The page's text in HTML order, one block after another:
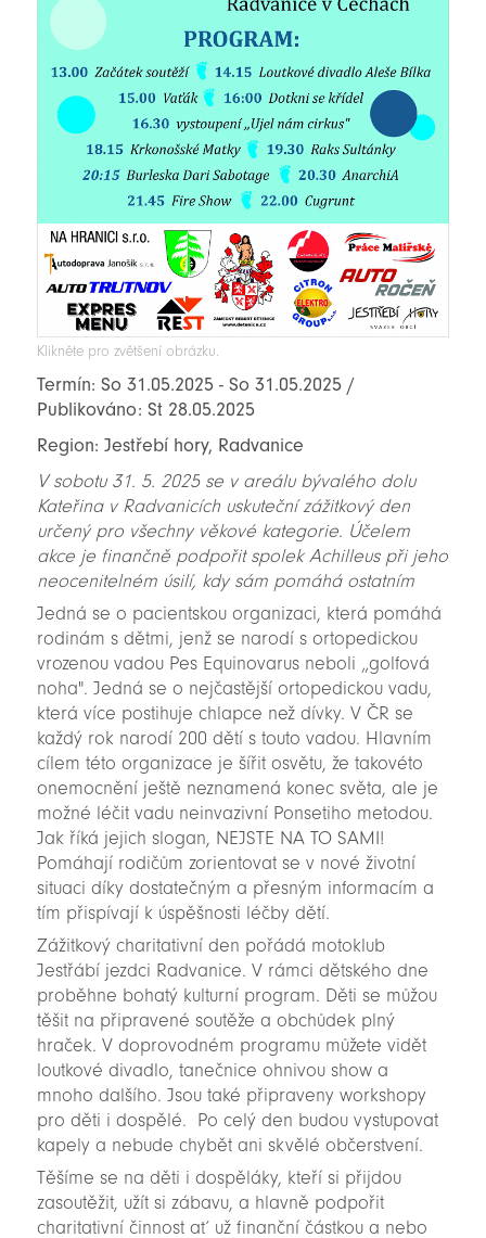
Klikněte pro zvětšení obrázku.
Termín: So 31.05.2025 - So 31.05.2025 /
Publikováno: St 28.05.2025
Region: Jestřebí hory, Radvanice
V sobotu 31. 5. 2025 se v areálu bývalého dolu
Kateřina v Radvanicích uskuteční zážitkový den
určený pro všechny věkové kategorie. Účelem
akce je finančně podpořit spolek Achilleus při jeho
neocenitelném úsilí, kdy sám pomáhá ostatním
Jedná se o pacientskou organizaci, která pomáhá
rodinám s dětmi, jenž se narodí s ortopedickou
vrozenou vadou Pes Equinovarus neboli „golfová
noha". Jedná se o nejčastější ortopedickou vadu,
která více postihuje chlapce než dívky. V ČR se
každý rok narodí 200 dětí s touto vadou. Hlavním
cílem této organizace je šířit osvětu, že takovéto
onemocnění ještě neznamená konec světa, ale je
možné léčit vadu neinvazivní Ponsetiho metodou.
Jak říká jejich slogan, NEJSTE NA TO SAMI!
Pomáhají rodičům zorientovat se v nové životní
situaci díky dostatečným a přesným informacím a
tím přispívají k úspěšnosti léčby dětí.
Zážitkový charitativní den pořádá motoklub
Jestřábí jezdci Radvanice. V rámci dětského dne
proběhne bohatý kulturní program. Děti se můžou
těšit na připravené soutěže a obchůdek plný
hraček. V doprovodném programu můžete vidět
loutkové divadlo, tanečnice ohnivou show a
mnoho dalšího. Jsou také připraveny workshopy
pro děti i dospělé. Po celý den budou vystupovat
kapely a nebude chybět ani skvělé občerstvení.
Těšíme se na děti i dospěláky, kteří si přijdou
zasoutěžit, užít si zábavu, a hlavně podpořit
charitativní činnost ať už finanční částkou a nebo